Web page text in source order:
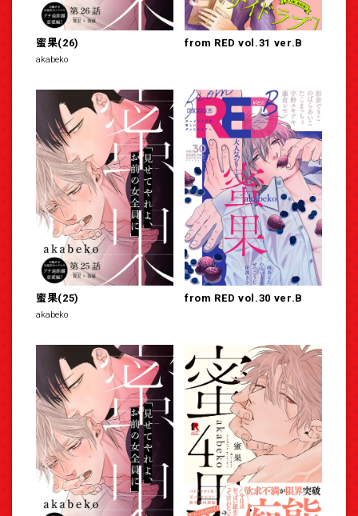
蜜果(26)
akabeko
from RED vol.31 ver.B
蜜果(25)
akabeko
from RED vol.30 ver.B